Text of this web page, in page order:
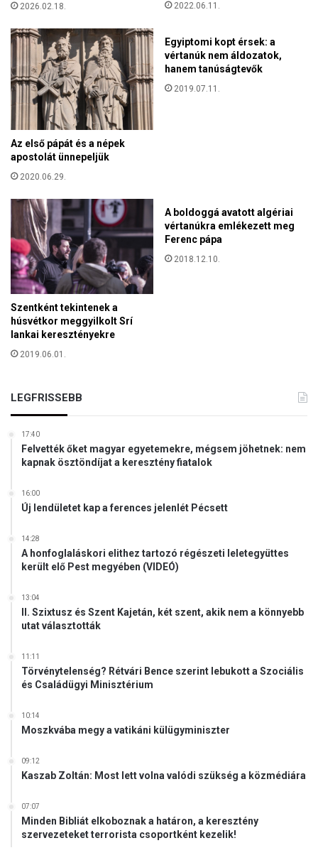
t
E
r
é
l
y
k
r
i
k
s
a
,
b
á
r
ó
A
o
2026.02.18. 2022.06.11.
Az első pápát és a népek
apostolát ünnepeljük
2020.06.29.
Egyiptomi kopt érsek: a
vértanúk nem áldozatok,
hanem tanúságtevők
2019.07.11.
Szentként tekintenek a
húsvétkor meggyilkolt Srí
lankai keresztényekre
2019.06.01.
A boldoggá avatott algériai
vértanúkra emlékezett meg
Ferenc pápa
2018.12.10.
LEGFRISSEBB
17:40
Felvették őket magyar egyetemekre, mégsem jöhetnek: nem
kapnak ösztöndíjat a keresztény fiatalok
16:00
Új lendületet kap a ferences jelenlét Pécsett
14:28
A honfoglaláskori elithez tartozó régészeti leletegyüttes
került elő Pest megyében (VIDEÓ)
13:04
II. Szixtusz és Szent Kajetán, két szent, akik nem a könnyebb
utat választották
11:11
Törvénytelenség? Rétvári Bence szerint lebukott a Szociális
és Családügyi Minisztérium
10:14
Moszkvába megy a vatikáni külügyminiszter
09:12
Kaszab Zoltán: Most lett volna valódi szükség a közmédiára
07:07
Minden Bibliát elkoboznak a határon, a keresztény
szervezeteket terrorista csoportként kezelik!